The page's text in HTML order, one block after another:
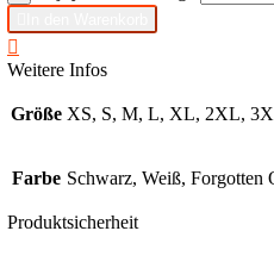

Weitere Infos
Größe XS, S, M, L, XL, 2XL,
Farbe Schwarz, Weiß,
Produktsicherheit